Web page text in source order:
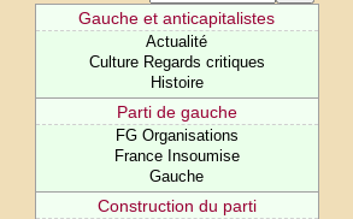
Gauche et anticapitalistes
Actualité
Culture Regards critiques
Histoire
Parti de gauche
FG Organisations
France Insoumise
Gauche
Construction du parti